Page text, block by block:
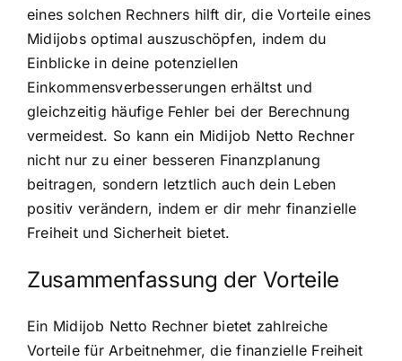
eines solchen Rechners hilft dir, die Vorteile eines
Midijobs optimal auszuschöpfen, indem du
Einblicke in deine potenziellen
Einkommensverbesserungen erhältst und
gleichzeitig häufige Fehler bei der Berechnung
vermeidest. So kann ein Midijob Netto Rechner
nicht nur zu einer besseren Finanzplanung
beitragen, sondern letztlich auch dein Leben
positiv verändern, indem er dir mehr finanzielle
Freiheit und Sicherheit bietet.
Zusammenfassung der Vorteile
Ein Midijob Netto Rechner bietet zahlreiche
Vorteile für Arbeitnehmer, die finanzielle Freiheit